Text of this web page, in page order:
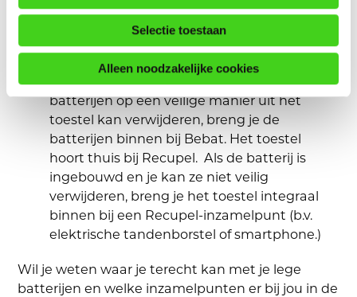
Selectie toestaan
Alleen noodzakelijke cookies
groot is voor de meeste inzamelpunten.
Ingebouwde batterijenin toestellen: Heb je
een afgedankt toestel dat een batterij (of
meerdere batterijen) bevat? Als je de
batterijen op een veilige manier uit het
toestel kan verwijderen, breng je de
batterijen binnen bij Bebat. Het toestel
hoort thuis bij Recupel. Als de batterij is
ingebouwd en je kan ze niet veilig
verwijderen, breng je het toestel integraal
binnen bij een Recupel-inzamelpunt (b.v.
elektrische tandenborstel of smartphone.)
Wil je weten waar je terecht kan met je lege
batterijen en welke inzamelpunten er bij jou in de